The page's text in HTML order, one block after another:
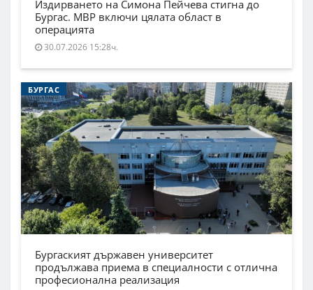
Издирването на Симона Пейчева стигна до
Бургас. МВР включи цялата област в
операцията
30.07.2026 15:28ч.
БУРГАС
Бургаският държавен университет
продължава приема в специалности с отлична
професионална реализация